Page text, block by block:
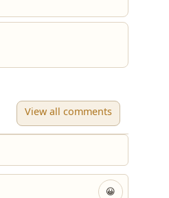
View all comments
😀